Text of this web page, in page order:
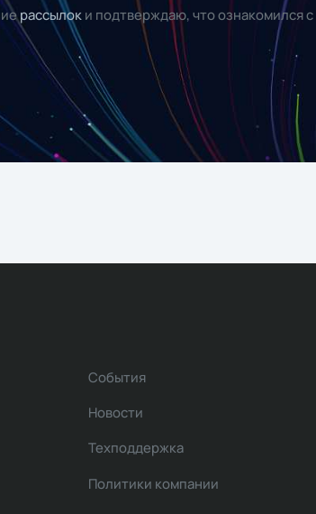
рассылок и подтверждаю, что ознакомился с
События
Новости
Техподдержка
Политики компании